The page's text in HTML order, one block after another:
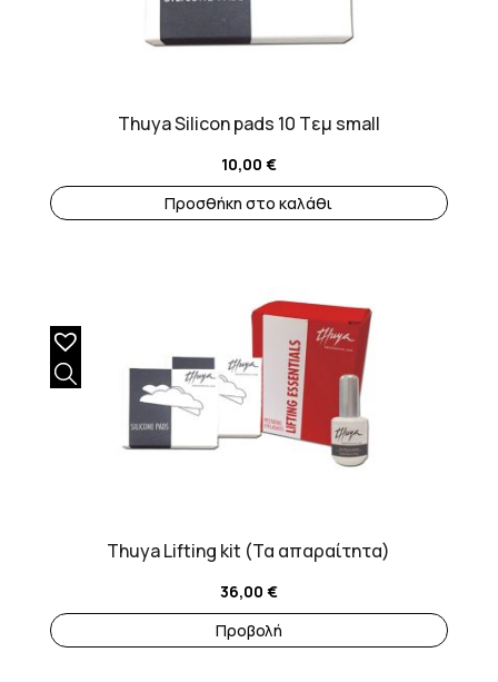
Thuya Silicon pads 10 Tεμ small
10,00 €
Προσθήκη στο καλάθι
Thuya Lifting kit (Τα απαραίτητα)
36,00 €
Προβολή